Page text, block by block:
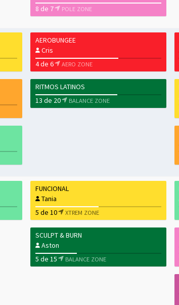
8 de 7
POLE ZONE
AEROBUNGEE
Cris
4 de 6
AERO ZONE
RITMOS LATINOS
13 de 20
BALANCE ZONE
FUNCIONAL
Tania
5 de 10
XTREM ZONE
SCULPT & BURN
Aston
5 de 15
BALANCE ZONE